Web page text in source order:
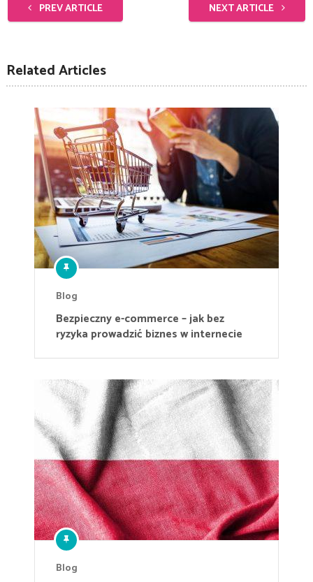
PREV ARTICLE NEXT ARTICLE
Related Articles
Blog
Bezpieczny e-commerce – jak bez
ryzyka prowadzić biznes w internecie
Blog